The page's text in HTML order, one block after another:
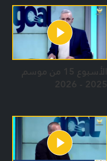
الأسبوع 15 من موسم
2025 - 2026